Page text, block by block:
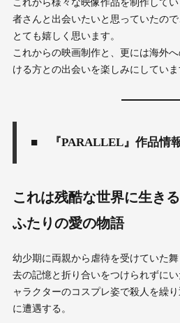
これから様々な映像作品を制作して
者さんと出会いたいと思っていたの
とても嬉しく思います。
これからの映画制作と、更には海外
ける方との出会いを楽しみにしていま
■ 『PARALLEL』作品情
これは残酷な世界に生き
ふたりの愛の物語
幼少期に両親から虐待を受けていた
去の記憶と折り合いをつけられずに
ャラクターのコスプレ姿で殺人を繰
に遭遇する。